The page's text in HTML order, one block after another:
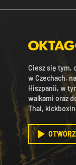
Ciesz się tym,
w Czechach,
Hiszpanii, w
walkami oraz
Thai,